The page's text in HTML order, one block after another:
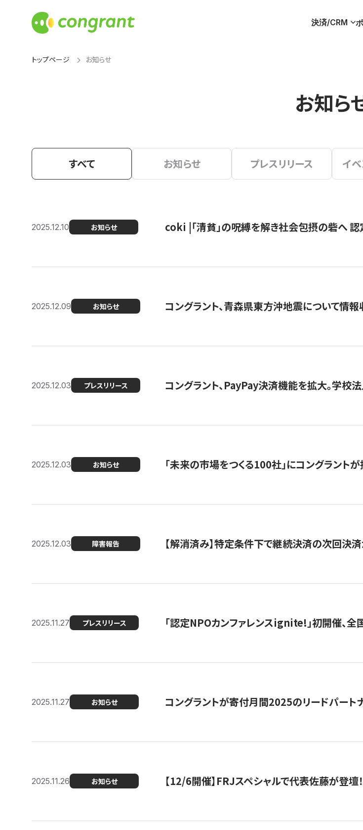
決済/CRM
トップページ お知らせ
お知ら
すべて お知らせ プレスリリース イベ
2025.12.10 お知らせ coki |「清貧」の呪縛を解き社会包摂の砦へ
2025.12.09 お知らせ コングラント、青森県東方沖地震について情
2025.12.03 プレスリリース コングラント、PayPay決済機能を拡大。学校
2025.12.03 お知らせ 「未来の市場をつくる100社」にコングラント
2025.12.03 障害報告 【解消済み】特定条件下で継続決済の次回決
2025.11.27 プレスリリース 「認定NPOカンファレンスignite!」初開催、
2025.11.27 お知らせ コングラントが寄付月間2025のリードパート
2025.11.26 お知らせ 【12/6開催】FRJスペシャルで代表佐藤が登壇